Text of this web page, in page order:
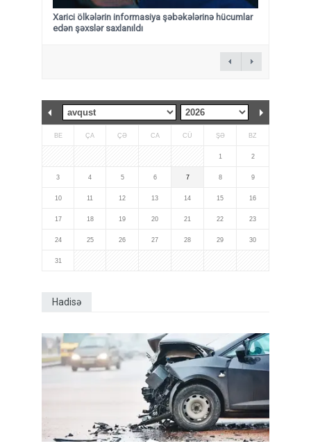
Xarici ölkələrin informasiya şəbəkələrinə hücumlar
edən şəxslər saxlanıldı
BE ÇA ÇƏ CA CÜ ŞƏ BZ
1 2
3 4 5 6 7 8 9
10 11 12 13 14 15 16
17 18 19 20 21 22 23
24 25 26 27 28 29 30
31
Hadisə